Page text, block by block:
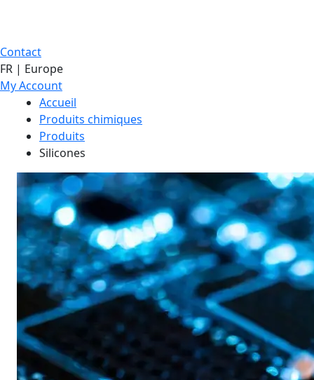
Contact
FR | Europe
My Account
Accueil
Produits chimiques
Produits
Silicones